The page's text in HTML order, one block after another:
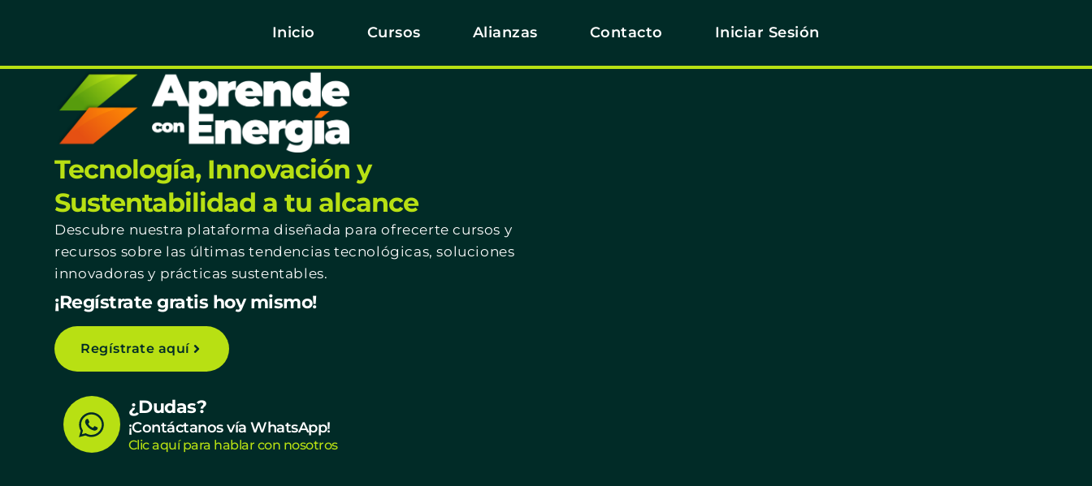
Inicio Cursos Alianzas Contacto Iniciar Sesión
Tecnología, Innovación y
Sustentabilidad a tu alcance
Descubre nuestra plataforma diseñada para ofrecerte cursos y
recursos sobre las últimas tendencias tecnológicas, soluciones
innovadoras y prácticas sustentables.
¡Regístrate gratis hoy mismo!
Regístrate aquí
W
h
¿Dudas?
¡Contáctanos vía WhatsApp!
Clic aquí para hablar con nosotros